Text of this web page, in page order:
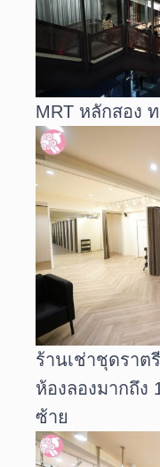
MRT หลักสอง
ร้านเช่าชุดราต
ห้องลองมากถึง
ซ้าย